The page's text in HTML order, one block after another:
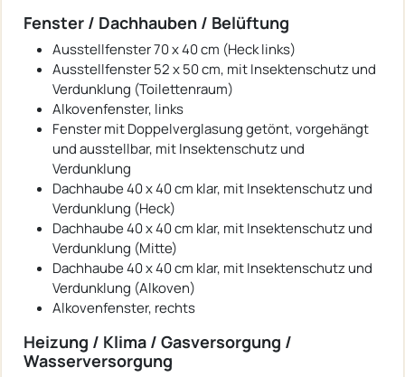
Fenster / Dachhauben / Belüftung
Ausstellfenster 70 x 40 cm (Heck links)
Ausstellfenster 52 x 50 cm, mit Insektenschutz und
Verdunklung (Toilettenraum)
Alkovenfenster, links
Fenster mit Doppelverglasung getönt, vorgehängt
und ausstellbar, mit Insektenschutz und
Verdunklung
Dachhaube 40 x 40 cm klar, mit Insektenschutz und
Verdunklung (Heck)
Dachhaube 40 x 40 cm klar, mit Insektenschutz und
Verdunklung (Mitte)
Dachhaube 40 x 40 cm klar, mit Insektenschutz und
Verdunklung (Alkoven)
Alkovenfenster, rechts
Heizung / Klima / Gasversorgung /
Wasserversorgung